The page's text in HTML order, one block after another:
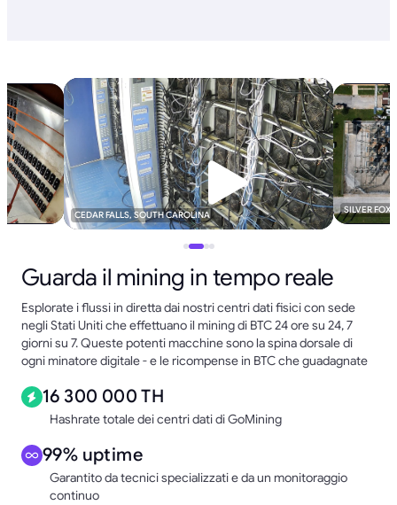
CEDAR FALLS, SOUTH CAROLINA SILVER FOX
Guarda il mining in tempo reale
Esplorate i flussi in diretta dai nostri centri dati fisici con sede
negli Stati Uniti che effettuano il mining di BTC 24 ore su 24, 7
giorni su 7. Queste potenti macchine sono la spina dorsale di
ogni minatore digitale - e le ricompense in BTC che guadagnate
16 300 000 TH
Hashrate totale dei centri dati di GoMining
99% uptime
Garantito da tecnici specializzati e da un monitoraggio
continuo